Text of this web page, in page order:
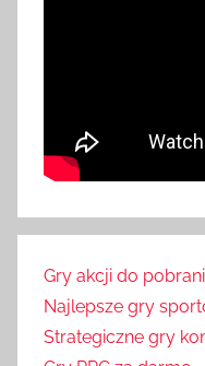
Gry akcji do
Najlepsze gry
Strategiczne gry